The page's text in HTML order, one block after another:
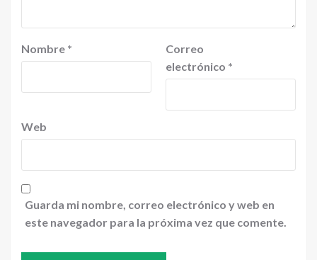
Nombre *
Correo
electrónico *
Web
Guarda mi nombre, correo electrónico y web en
este navegador para la próxima vez que comente.